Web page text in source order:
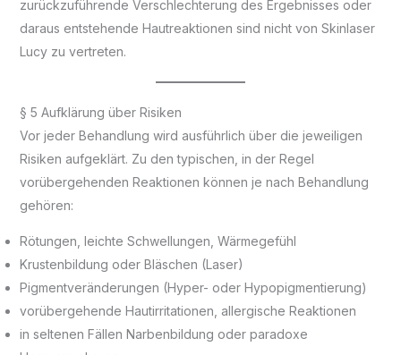
zurückzuführende Verschlechterung des Ergebnisses oder
daraus entstehende Hautreaktionen sind nicht von Skinlaser
Lucy zu vertreten.
§ 5 Aufklärung über Risiken
Vor jeder Behandlung wird ausführlich über die jeweiligen
Risiken aufgeklärt. Zu den typischen, in der Regel
vorübergehenden Reaktionen können je nach Behandlung
gehören:
Rötungen, leichte Schwellungen, Wärmegefühl
Krustenbildung oder Bläschen (Laser)
Pigmentveränderungen (Hyper- oder Hypopigmentierung)
vorübergehende Hautirritationen, allergische Reaktionen
in seltenen Fällen Narbenbildung oder paradoxe